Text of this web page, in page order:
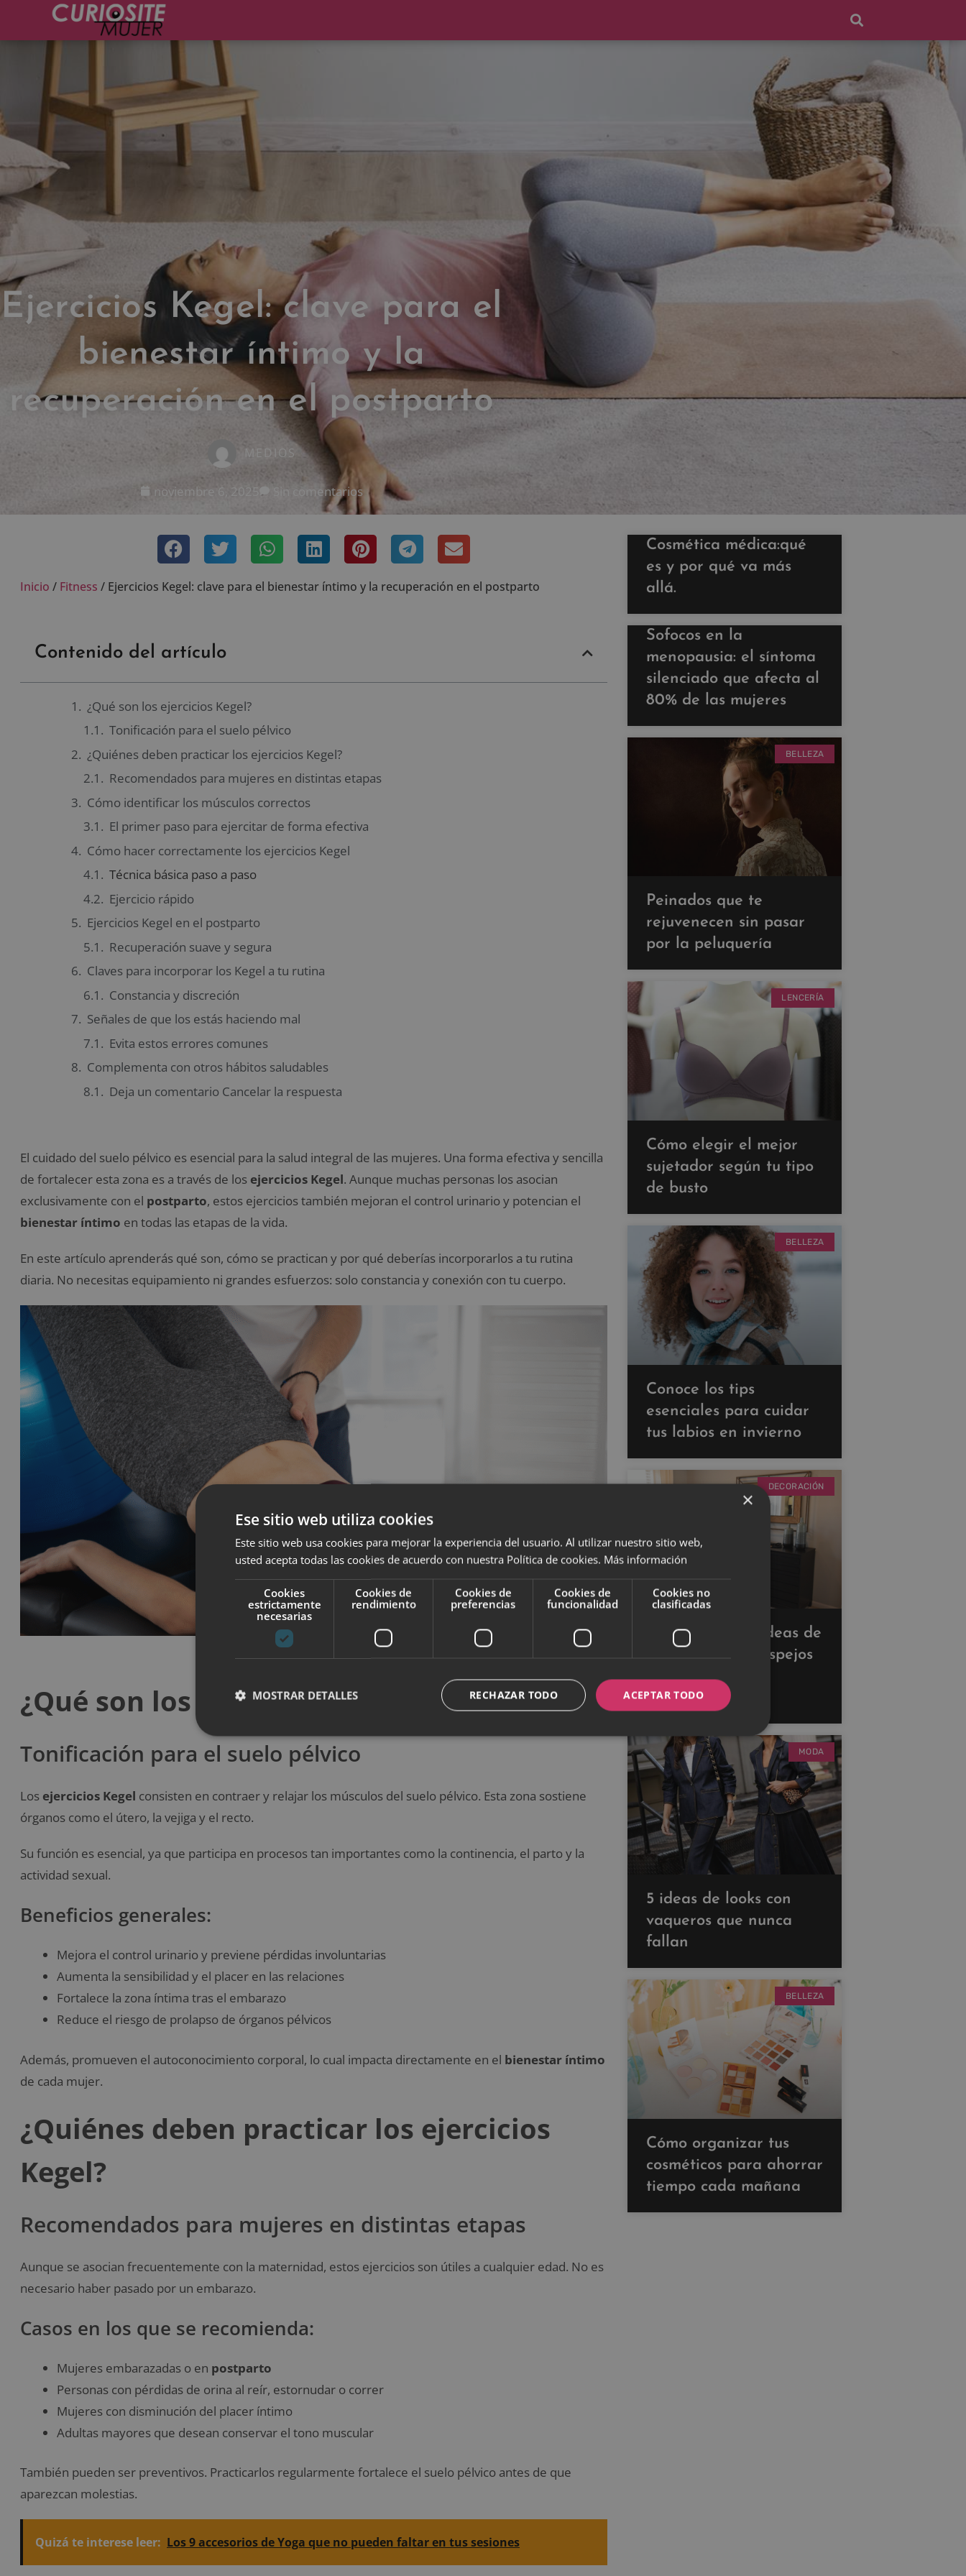
Ejercicios Kegel: clave para el
bienestar íntimo y la
recuperación en el postparto
MEDIOS
noviembre 6, 2025 Sin comentarios
Inicio / Fitness / Ejercicios Kegel: clave para el bienestar íntimo y la recuperación en el postparto
Contenido del artículo
¿Qué son los ejercicios Kegel?
Tonificación para el suelo pélvico
¿Quiénes deben practicar los ejercicios Kegel?
Recomendados para mujeres en distintas etapas
Cómo identificar los músculos correctos
El primer paso para ejercitar de forma efectiva
Cómo hacer correctamente los ejercicios Kegel
Técnica básica paso a paso
Ejercicio rápido
Ejercicios Kegel en el postparto
Recuperación suave y segura
Claves para incorporar los Kegel a tu rutina
Constancia y discreción
Señales de que los estás haciendo mal
Evita estos errores comunes
Complementa con otros hábitos saludables
Deja un comentario Cancelar la respuesta
El cuidado del suelo pélvico es esencial para la salud integral de las mujeres. Una forma efectiva y sencilla
de fortalecer esta zona es a través de los ejercicios Kegel. Aunque muchas personas los asocian
exclusivamente con el postparto, estos ejercicios también mejoran el control urinario y potencian el
bienestar íntimo en todas las etapas de la vida.
En este artículo aprenderás qué son, cómo se practican y por qué deberías incorporarlos a tu rutina
diaria. No necesitas equipamiento ni grandes esfuerzos: solo constancia y conexión con tu cuerpo.
¿Qué son los ejercicios Kegel?
Tonificación para el suelo pélvico
Los ejercicios Kegel consisten en contraer y relajar los músculos del suelo pélvico. Esta zona sostiene
órganos como el útero, la vejiga y el recto.
Su función es esencial, ya que participa en procesos tan importantes como la continencia, el parto y la
actividad sexual.
Beneficios generales:
Mejora el control urinario y previene pérdidas involuntarias
Aumenta la sensibilidad y el placer en las relaciones
Fortalece la zona íntima tras el embarazo
Reduce el riesgo de prolapso de órganos pélvicos
Además, promueven el autoconocimiento corporal, lo cual impacta directamente en el bienestar íntimo
de cada mujer.
¿Quiénes deben practicar los ejercicios
Kegel?
Recomendados para mujeres en distintas etapas
Aunque se asocian frecuentemente con la maternidad, estos ejercicios son útiles a cualquier edad. No es
necesario haber pasado por un embarazo.
Casos en los que se recomienda:
Mujeres embarazadas o en postparto
Personas con pérdidas de orina al reír, estornudar o correr
Mujeres con disminución del placer íntimo
Adultas mayores que desean conservar el tono muscular
También pueden ser preventivos. Practicarlos regularmente fortalece el suelo pélvico antes de que
aparezcan molestias.
Quizá te interese leer: Los 9 accesorios de Yoga que no pueden faltar en tus sesiones
Cosmética médica:qué
es y por qué va más
allá.
Sofocos en la
menopausia: el síntoma
silenciado que afecta al
80% de las mujeres
BELLEZA
Peinados que te
rejuvenecen sin pasar
por la peluquería
LENCERÍA
Cómo elegir el mejor
sujetador según tu tipo
de busto
BELLEZA
Conoce los tips
esenciales para cuidar
tus labios en invierno
DECORACIÓN
Descubre estas ideas de
decoración con espejos
para ampliar tus
espacios
MODA
5 ideas de looks con
vaqueros que nunca
fallan
BELLEZA
Cómo organizar tus
cosméticos para ahorrar
tiempo cada mañana
×
Ese sitio web utiliza cookies
Este sitio web usa cookies para mejorar la experiencia del usuario. Al utilizar nuestro sitio web,
usted acepta todas las cookies de acuerdo con nuestra Política de cookies. Más información
Cookies
estrictamente
necesarias
Cookies de
rendimiento
Cookies de
preferencias
Cookies de
funcionalidad
Cookies no
clasificadas
ACEPTAR TODO
RECHAZAR TODO
MOSTRAR DETALLES